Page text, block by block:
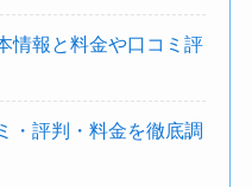
情報と料金や口コミ評
・評判・料金を徹底調